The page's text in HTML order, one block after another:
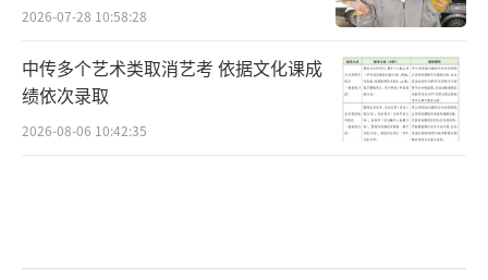
2026-07-28 10:58:28
中传多个艺术类取消艺考 依据文化课成
绩依次录取
2026-08-06 10:42:35